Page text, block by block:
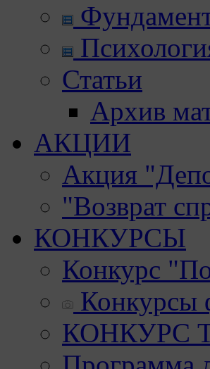
Статьи
Архив
АКЦИИ
Акция
"Возврат
КОНКУРСЫ
Конкурс
Конкурсы
КОНКУРС